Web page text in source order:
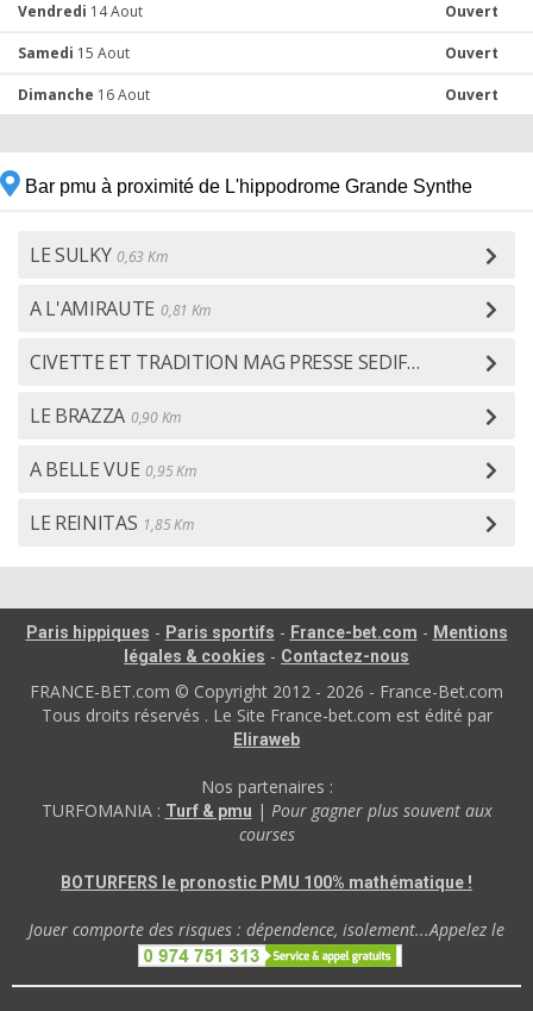
Vendredi 14 Aout Ouvert
Samedi 15 Aout Ouvert
Dimanche 16 Aout Ouvert
Bar pmu à proximité de L'hippodrome Grande Synthe
LE SULKY 0,63 Km
A L'AMIRAUTE 0,81 Km
CIVETTE ET TRADITION MAG PRESSE SEDIF0,83 Km
LE BRAZZA 0,90 Km
A BELLE VUE 0,95 Km
LE REINITAS 1,85 Km
Paris hippiques - Paris sportifs - France-bet.com - Mentions
légales & cookies - Contactez-nous
FRANCE-BET.com © Copyright 2012 - 2026 - France-Bet.com
Tous droits réservés . Le Site France-bet.com est édité par
Eliraweb
Nos partenaires :
TURFOMANIA : Turf & pmu | Pour gagner plus souvent aux
courses
BOTURFERS le pronostic PMU 100% mathématique !
Jouer comporte des risques : dépendence, isolement...Appelez le